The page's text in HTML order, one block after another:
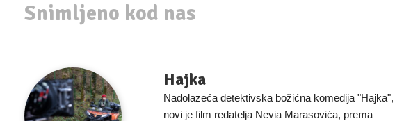
Snimljeno kod nas
Hajka
Nadolazeća detektivska božićna komedija "Hajka",
novi je film redatelja Nevia Marasovića, prema